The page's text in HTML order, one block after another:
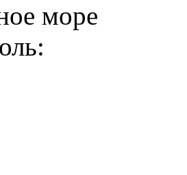
море